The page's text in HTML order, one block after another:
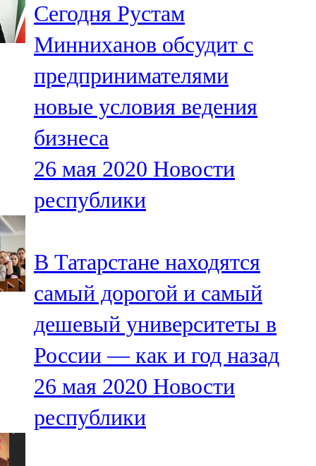
106,1 FM
Кама тамагы
71,51 FM
Кукмара
107,9 FM
Лениногорский
102,1 FM
106,2 FM
Минзәлә
107,3 FM
Мөслим
100,0 FM
Нурлат
Сегодня Рустам
Минниханов обсудит с
предпринимателями
новые условия ведения
бизнеса
26 мая 2020 Новости
республики
В Татарстане находятся
самый дорогой и самый
дешевый университеты в
России — как и год назад
26 мая 2020 Новости
республики